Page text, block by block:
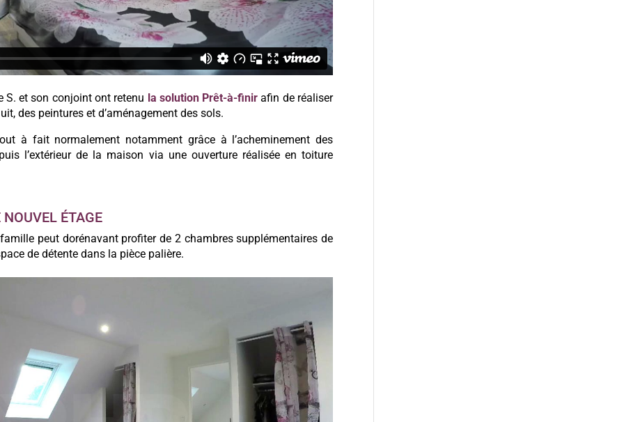
et son conjoint ont retenu la solution Prêt-à-finir afin de réaliser
des peintures et d’aménagement des sols.
à fait normalement notamment grâce à l’acheminement des
l’extérieur de la maison via une ouverture réalisée en toiture
ÉTAGE
peut dorénavant profiter de 2 chambres supplémentaires de
de détente dans la pièce palière.